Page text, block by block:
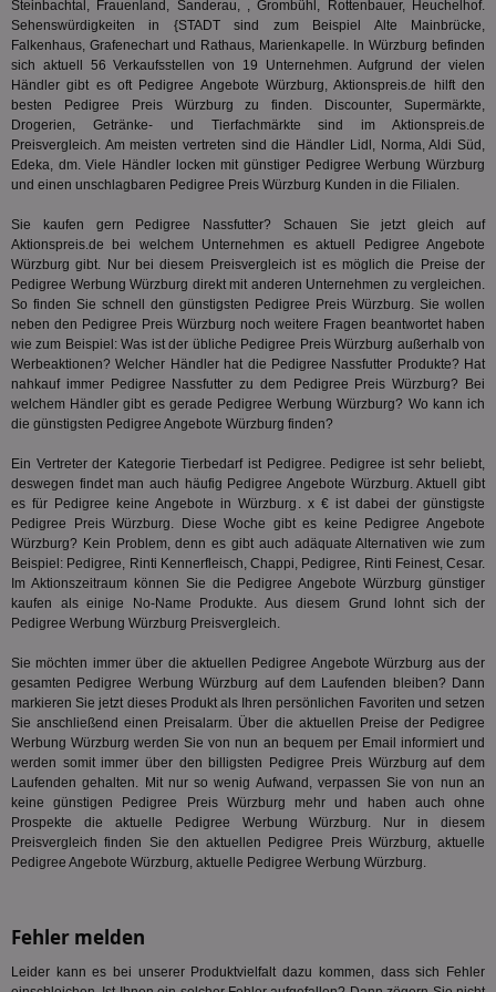
Steinbachtal, Frauenland, Sanderau, , Grombühl, Rottenbauer, Heuchelhof.
Sehenswürdigkeiten in {STADT sind zum Beispiel Alte Mainbrücke,
Falkenhaus, Grafenechart und Rathaus, Marienkapelle. In Würzburg befinden
sich aktuell 56 Verkaufsstellen von 19 Unternehmen. Aufgrund der vielen
Händler gibt es oft Pedigree Angebote Würzburg, Aktionspreis.de hilft den
besten Pedigree Preis Würzburg zu finden. Discounter, Supermärkte,
Drogerien, Getränke- und Tierfachmärkte sind im Aktionspreis.de
Preisvergleich. Am meisten vertreten sind die Händler Lidl, Norma, Aldi Süd,
Edeka, dm. Viele Händler locken mit günstiger Pedigree Werbung Würzburg
und einen unschlagbaren Pedigree Preis Würzburg Kunden in die Filialen.
Sie kaufen gern Pedigree Nassfutter? Schauen Sie jetzt gleich auf
Aktionspreis.de bei welchem Unternehmen es aktuell Pedigree Angebote
Würzburg gibt. Nur bei diesem Preisvergleich ist es möglich die Preise der
Pedigree Werbung Würzburg direkt mit anderen Unternehmen zu vergleichen.
So finden Sie schnell den günstigsten Pedigree Preis Würzburg. Sie wollen
neben den Pedigree Preis Würzburg noch weitere Fragen beantwortet haben
wie zum Beispiel: Was ist der übliche Pedigree Preis Würzburg außerhalb von
Werbeaktionen? Welcher Händler hat die Pedigree Nassfutter Produkte? Hat
nahkaufimmer Pedigree Nassfutter zu dem Pedigree Preis Würzburg? Bei
welchem Händler gibt es gerade Pedigree Werbung Würzburg? Wo kann ich
die günstigsten Pedigree Angebote Würzburg finden?
Ein Vertreter der KategorieTierbedarfist Pedigree. Pedigree ist sehr beliebt,
deswegen findet man auch häufig Pedigree Angebote Würzburg. Aktuell gibt
es für Pedigree keine Angebote in Würzburg. x € ist dabei der günstigste
Pedigree Preis Würzburg. Diese Woche gibt es keine Pedigree Angebote
Würzburg? Kein Problem, denn es gibt auch adäquate Alternativen wie zum
Beispiel: Pedigree, Rinti Kennerfleisch, Chappi, Pedigree, Rinti Feinest, Cesar.
Im Aktionszeitraum können Sie die Pedigree Angebote Würzburg günstiger
kaufen als einige No-Name Produkte. Aus diesem Grund lohnt sich der
Pedigree Werbung Würzburg Preisvergleich.
Sie möchten immer über die aktuellen Pedigree Angebote Würzburg aus der
gesamten Pedigree Werbung Würzburg auf dem Laufenden bleiben? Dann
markieren Sie jetzt dieses Produkt als Ihren persönlichen Favoriten und setzen
Sie anschließend einen Preisalarm. Über die aktuellen Preise der Pedigree
Werbung Würzburg werden Sie von nun an bequem per Email informiert und
werden somit immer über den billigsten Pedigree Preis Würzburg auf dem
Laufenden gehalten. Mit nur so wenig Aufwand, verpassen Sie von nun an
keine günstigen Pedigree Preis Würzburg mehr und haben auch ohne
Prospekte die aktuelle Pedigree Werbung Würzburg. Nur in diesem
Preisvergleich finden Sie den aktuellen Pedigree Preis Würzburg, aktuelle
Pedigree Angebote Würzburg, aktuelle Pedigree Werbung Würzburg.
Fehler melden
Leider kann es bei unserer Produktvielfalt dazu kommen, dass sich Fehler
des
zu
c
.creative-
serving.com
12 Monate
wie
die
Es
über
des
fw_ts
.optinadserving.com 1 Jahr
die
wird,
hilft
und
pi
TradeTracker
.pubmatic.com
1 Tag
der
das
auf
_ga
Google LLC
.aktionspreis.de
1 Jahr 1
Monat
Dieser
ist
uid-bp-26913
.ads.stickyadstv.com 1 Monat
wfivefivec
Roku Inc.
.w55c.net
1 Jahr 1
Monat
KADUSERCOOKIE
PubMatic Inc.
.pubmatic.com
1 Jahr
A3
Yahoo! Inc.
.yahoo.com
1 Jahr
tt_viewer
Teads B.V.
.teads.tv
12 Monate 4
Tage
adx_ts
ORTEC B.V.
digitalAudience
Social Audience B.V.
.target.digitalaudience.io
1 Jahr
zu
tuuid
.360yield.com 3 Monate
mit A/B-
die
Chrome-
receive-
cookie-
deprecation
.doubleclick.net 6 Monate
__gpi .aktionspreis.de
1 Jahr
uid-bp-892
.ads.stickyadstv.com
2 Monate
receive-
cookie-
deprecation
.adnxs.com
1 Jahr 1
Monat
.aktionspreis.de
6 Monate
uid-bp-717
.ads.stickyadstv.com
1 Monat
uid-bp-23329
.ads.stickyadstv.com
2 Monate
i
OpenX
.openx.net
1 Jahr
uid-bp-951 .ads.stickyadstv.com
2 Monate
receive-
cookie-
deprecation
.criteo.com 1 Jahr
APC .doubleclick.net 6 Monate